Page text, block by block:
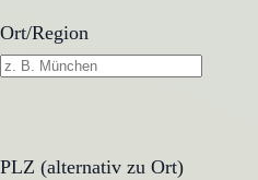
Ort/Region
PLZ (alternativ zu Ort)